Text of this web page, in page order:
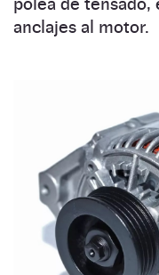
anclajes al motor.